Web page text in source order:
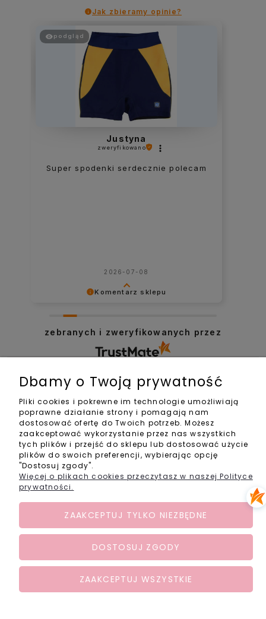
Jak zbieramy opinie?
Komentarz sklepu
spotkamy się ponownie na naszym
podgląd
Justyna
zweryfikowano
Super spodenki serdecznie polecam
2026-07-08
zebranych i zweryfikowanych przez
Zakupy
Pomoc
Informacje
Kontakt
pon-pt w godz. 11-14
POKAŻ PEŁNĄ WERSJĘ STRONY
Dbamy o Twoją prywatność
Pliki cookies i pokrewne im technologie umożliwiają
poprawne działanie strony i pomagają nam
dostosować ofertę do Twoich potrzeb. Możesz
zaakceptować wykorzystanie przez nas wszystkich
tych plików i przejść do sklepu lub dostosować użycie
plików do swoich preferencji, wybierając opcję
"Dostosuj zgody".
Więcej o plikach cookies przeczytasz w naszej Polityce
prywatności.
ZAAKCEPTUJ TYLKO NIEZBĘDNE
DOSTOSUJ ZGODY
ZAAKCEPTUJ WSZYSTKIE